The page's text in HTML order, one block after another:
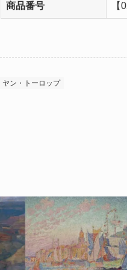
商品番号 【
ヤン・トーロップ